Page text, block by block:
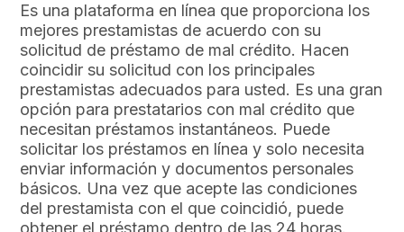
Es una plataforma en línea que proporciona los
mejores prestamistas de acuerdo con su
solicitud de préstamo de mal crédito. Hacen
coincidir su solicitud con los principales
prestamistas adecuados para usted. Es una gran
opción para prestatarios con mal crédito que
necesitan préstamos instantáneos. Puede
solicitar los préstamos en línea y solo necesita
enviar información y documentos personales
básicos. Una vez que acepte las condiciones
del prestamista con el que coincidió, puede